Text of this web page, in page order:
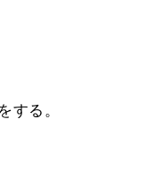
する。